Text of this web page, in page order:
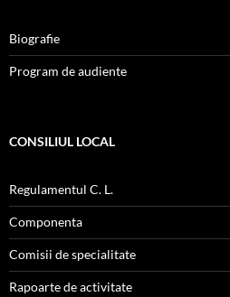
Biografie
Program de audiente
CONSILIUL LOCAL
Regulamentul C. L.
Componenta
Comisii de specialitate
Rapoarte de activitate